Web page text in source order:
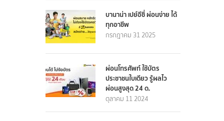
บานาน่า เปย์อีซี่ ผ่อนง่าย ได้
ทุกอาชีพ
กรกฎาคม 31 2025
ผ่อนโทรศัพท์ ใช้บัตร
ประชาชนใบเดียว รู้ผลไว
ผ่อนสูงสุด 24 ด.
ตุลาคม 11 2024